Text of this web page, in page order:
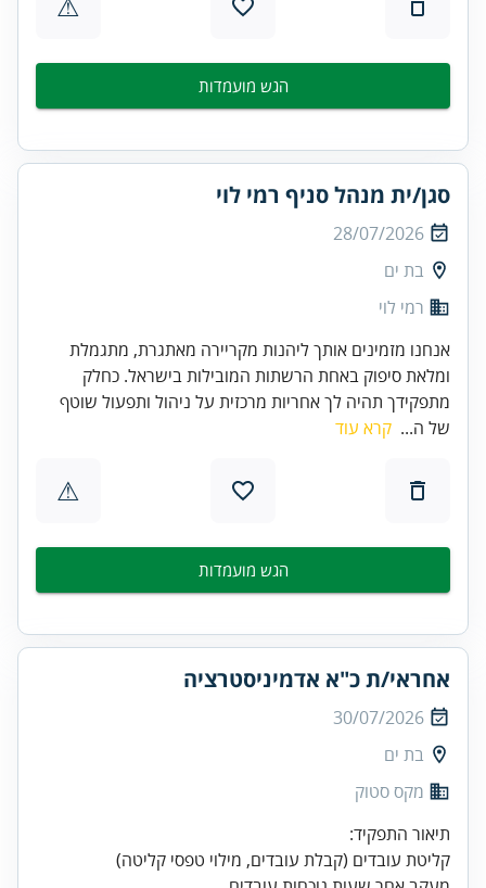
הגש מועמדות
סגן/ית מנהל סניף רמי לוי
28/07/2026
בת ים
רמי לוי
אנחנו מזמינים אותך ליהנות מקריירה מאתגרת, מתגמלת
ומלאת סיפוק באחת הרשתות המובילות בישראל. כחלק
מתפקידך תהיה לך אחריות מרכזית על ניהול ותפעול שוטף
של ה... קרא עוד
⚠
הגש מועמדות
אחראי/ת כ"א אדמיניסטרציה
30/07/2026
בת ים
מקס סטוק